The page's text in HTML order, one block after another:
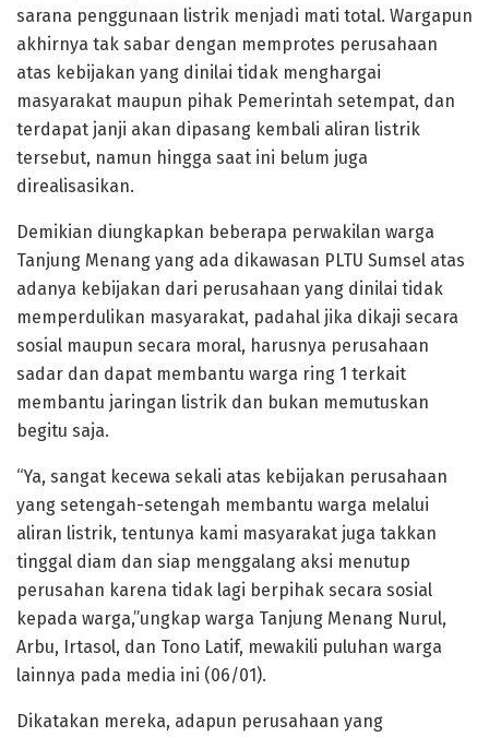
sarana penggunaan listrik menjadi mati total. Wargapun
akhirnya tak sabar dengan memprotes perusahaan
atas kebijakan yang dinilai tidak menghargai
masyarakat maupun pihak Pemerintah setempat, dan
terdapat janji akan dipasang kembali aliran listrik
tersebut, namun hingga saat ini belum juga
direalisasikan.
Demikian diungkapkan beberapa perwakilan warga
Tanjung Menang yang ada dikawasan PLTU Sumsel atas
adanya kebijakan dari perusahaan yang dinilai tidak
memperdulikan masyarakat, padahal jika dikaji secara
sosial maupun secara moral, harusnya perusahaan
sadar dan dapat membantu warga ring 1 terkait
membantu jaringan listrik dan bukan memutuskan
begitu saja.
“Ya, sangat kecewa sekali atas kebijakan perusahaan
yang setengah-setengah membantu warga melalui
aliran listrik, tentunya kami masyarakat juga takkan
tinggal diam dan siap menggalang aksi menutup
perusahan karena tidak lagi berpihak secara sosial
kepada warga,”ungkap warga Tanjung Menang Nurul,
Arbu, Irtasol, dan Tono Latif, mewakili puluhan warga
lainnya pada media ini (06/01).
Dikatakan mereka, adapun perusahaan yang